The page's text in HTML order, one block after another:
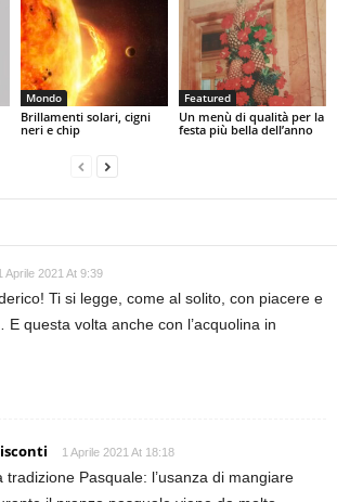
Mondo
Brillamenti solari, cigni
neri e chip
Featured
Un menù di qualità per la
festa più bella dell’anno
Aprile 2021 At 9:39
Ti si legge, come al solito, con piacere e
questa volta anche con l’acquolina in
1 Aprile 2021 At 18:18
tradizione Pasquale: l’usanza di mangiare